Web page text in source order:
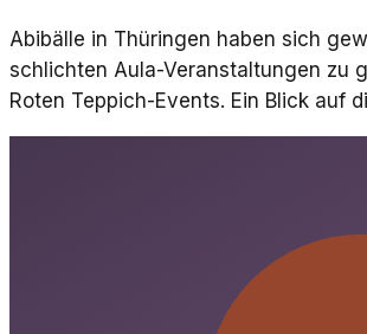
Abibälle in Thüringen haben sich
schlichten Aula-Veranstaltungen zu
Roten Teppich-Events. Ein Blick auf
Entwicklung.